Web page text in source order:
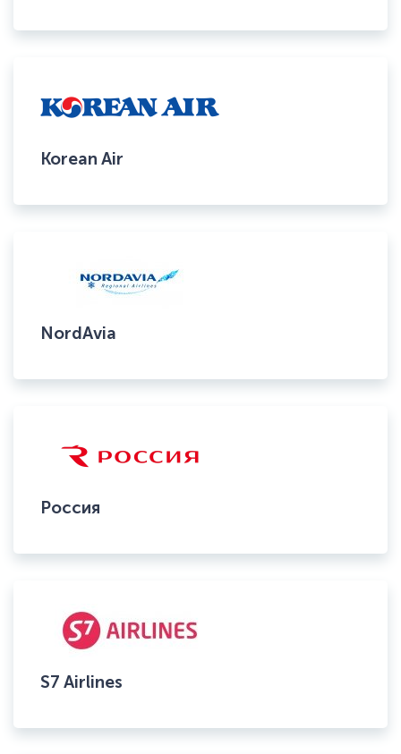
Korean Air
NordAvia
Россия
S7 Airlines